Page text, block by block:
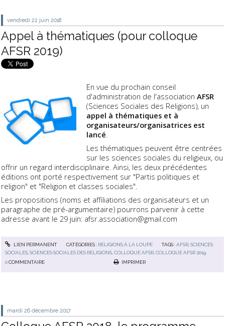
vendredi 22 juin 2018
Appel à thématiques (pour colloque
AFSR 2019)
En vue du prochain conseil
d'administration de l'associationAFSR
(Sciences Sociales des Religions), un
appel à thématiques et à
organisateurs/organisatrices est
lancé
Les thématiques peuvent être centrées
sur les sciences sociales du religieux, ou
offrir un regard interdisciplinaire. Ainsi, les deux précédentes
éditions ont porté respectivement sur "Partis politiques et
religion" et "Religion et classes sociales".
Les propositions (noms et affiliations des organisateurs et un
paragraphe de pré-argumentaire) pourrons parvenir à cette
adresse avant le 29 juin: afsr.association@gmail.com
LIEN PERMANENT CATÉGORIES : RELIGIONS À LA LOUPE TAGS :AFSR,SCIENCES
SOCIALES,SCIENCES SOCIALES DES RELIGIONS,COLLOQUE AFSR,COLLOQUE AFSR 2019
0COMMENTAIRE IMPRIMER
mardi 26 décembre 2017